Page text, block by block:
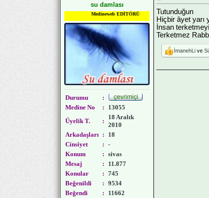
su damlası
Medineweb EDİTÖRÜ
Durumu
:
Medine No
:
13055
Üyelik T.
:
18 Aralık
2010
Arkadaşları :
18
Cinsiyet
: -
Konum
: sivas
Mesaj
:
11.877
Konular
: 745
Beğenildi
: 9534
Beğendi
:
11662
Tutunduğun
Hiçbir âyet yarı
İnsan
Terketmez
İmanehLi ve